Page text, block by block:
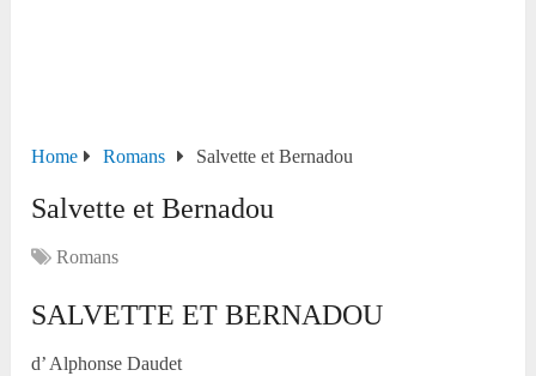
Home Romans Salvette et Bernadou
Salvette et Bernadou
Romans
SALVETTE ET BERNADOU
d’ Alphonse Daudet